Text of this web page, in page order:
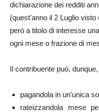
dichiarazione dei redditi
(quest’anno il 2 Luglio
però a titolo di interesse
ogni mese o frazione di
Il contribuente può,
pagandola in un’unica
rateizzandola mese